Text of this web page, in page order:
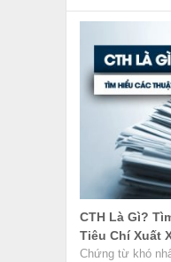
CTH Là Gì?
Tiêu Chí Xuất
Chứng từ khó